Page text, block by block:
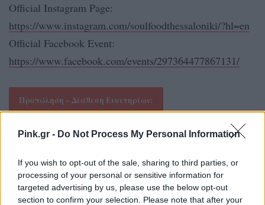
Pink.gr - Do Not Process My Personal Information
If you wish to opt-out of the sale, sharing to third parties, or
processing of your personal or sensitive information for
targeted advertising by us, please use the below opt-out
section to confirm your selection. Please note that after your
Official Instagram Page:
https://www.instagram.com/soulfoodthessaloniki/?hl=en
Official Facebook Event:
https://www.facebook.com/events/297364477867131/
Προπώληση – Διάθεση Εισιτηρίων:
E -Tickets: Αποκλειστικά από το Viva.gr στο
παρακάτω Link:
https://www.viva.gr/tickets/festival/deth-
helexpo/thessaloniki-beer-festival-2019/